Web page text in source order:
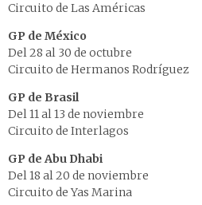
Circuito de Las Américas
GP de México
Del 28 al 30 de octubre
Circuito de Hermanos Rodríguez
GP de Brasil
Del 11 al 13 de noviembre
Circuito de Interlagos
GP de Abu Dhabi
Del 18 al 20 de noviembre
Circuito de Yas Marina